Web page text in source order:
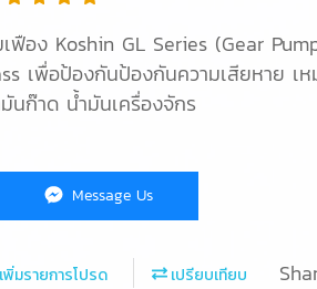
ฟือง Koshin GL Series (Gear
เพื่อป้องกันป้องกันความเสียหาย เ
นก๊าด น้ำมันเครื่องจักร
Message Us
เพิ่มรายการโปรด เปรียบเทียบ